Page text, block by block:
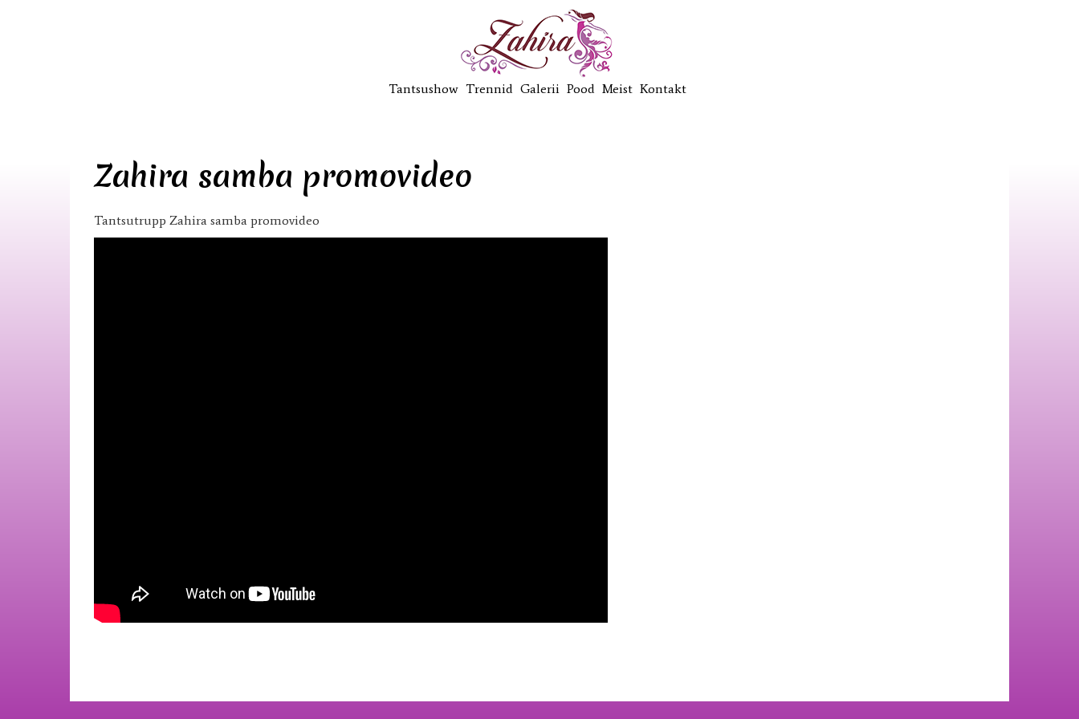
Tantsushow Trennid Galerii Pood Meist Kontakt
Zahira samba promovideo
Tantsutrupp Zahira samba promovideo